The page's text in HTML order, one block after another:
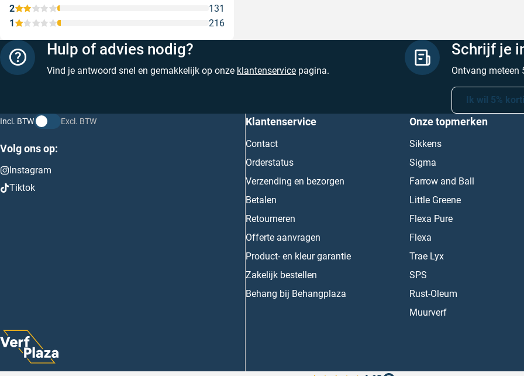
1 216
2 131
Hulp of advies nodig?
Vind je antwoord snel en gemakkelijk op onze klantenservice pagina.
Schrijf je
Ontvang meteen
Ik wil 5%
Incl. BTW Excl. BTW
Volg ons op:
Instagram
Tiktok
Klantenservice
Contact
Orderstatus
Verzending en bezorgen
Betalen
Retourneren
Offerte aanvragen
Product- en kleur garantie
Zakelijk bestellen
Behang bij Behangplaza
Onze topmerken
Sikkens
Sigma
Farrow and Ball
Little Greene
Flexa Pure
Flexa
Trae Lyx
SPS
Rust-Oleum
Muurverf